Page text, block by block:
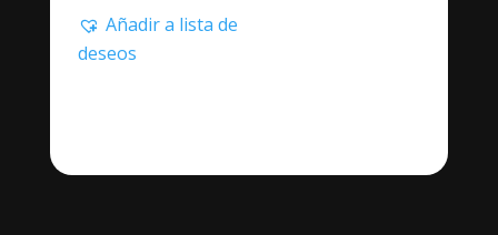
Añadir a lista de
deseos